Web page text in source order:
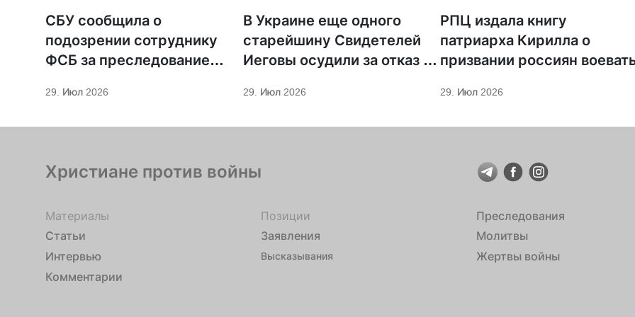
СБУ сообщила о
подозрении сотруднику
ФСБ за преследование
29. Июл 2026
В Украине еще одного
старейшину Свидетелей
Иеговы осудили за отказ от
29. Июл 2026
РПЦ издала книгу
патриарха Кирилла о
призвании россиян
29. Июл 2026
Христиане против войны
Материалы
Статьи
Интервью
Комментарии
Позиции
Заявления
Высказывания
Преследования
Молитвы
Жертвы войны